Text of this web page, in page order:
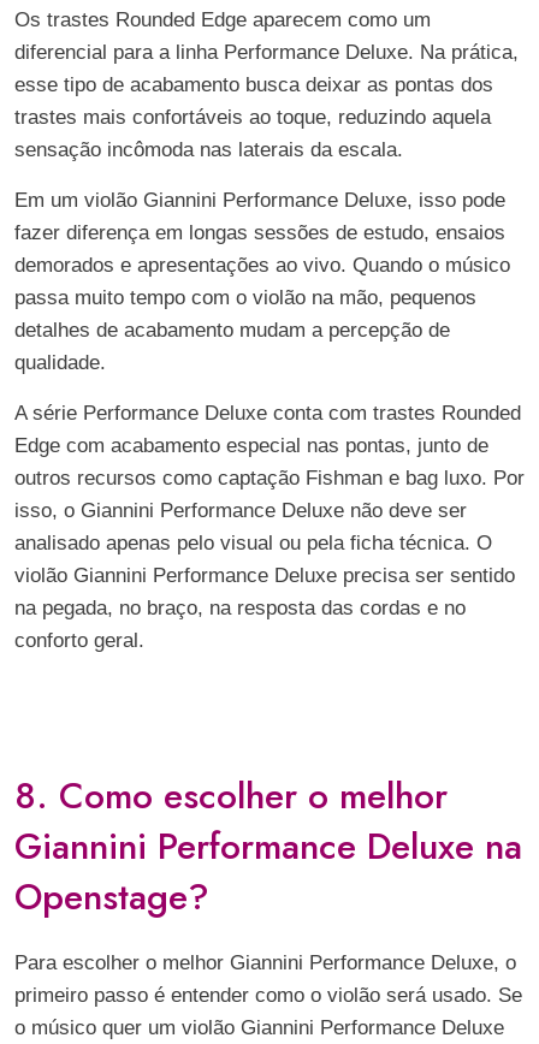
Os trastes Rounded Edge aparecem como um
diferencial para a linha Performance Deluxe. Na prática,
esse tipo de acabamento busca deixar as pontas dos
trastes mais confortáveis ao toque, reduzindo aquela
sensação incômoda nas laterais da escala.
Em um violão Giannini Performance Deluxe, isso pode
fazer diferença em longas sessões de estudo, ensaios
demorados e apresentações ao vivo. Quando o músico
passa muito tempo com o violão na mão, pequenos
detalhes de acabamento mudam a percepção de
qualidade.
A série Performance Deluxe conta com trastes Rounded
Edge com acabamento especial nas pontas, junto de
outros recursos como captação Fishman e bag luxo. Por
isso, o Giannini Performance Deluxe não deve ser
analisado apenas pelo visual ou pela ficha técnica. O
violão Giannini Performance Deluxe precisa ser sentido
na pegada, no braço, na resposta das cordas e no
conforto geral.
8. Como escolher o melhor
Giannini Performance Deluxe na
Openstage?
Para escolher o melhor Giannini Performance Deluxe, o
primeiro passo é entender como o violão será usado. Se
o músico quer um violão Giannini Performance Deluxe